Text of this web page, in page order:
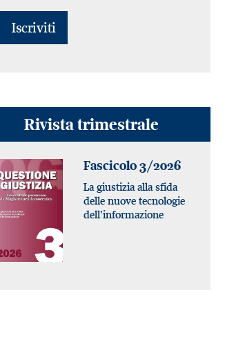
Rivista trimestrale
Fascicolo 3/2026
La giustizia alla sfida
delle nuove tecnologie
dell’informazione